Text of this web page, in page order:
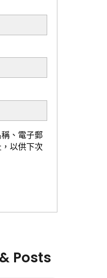
、電子郵
以供下次
Posts